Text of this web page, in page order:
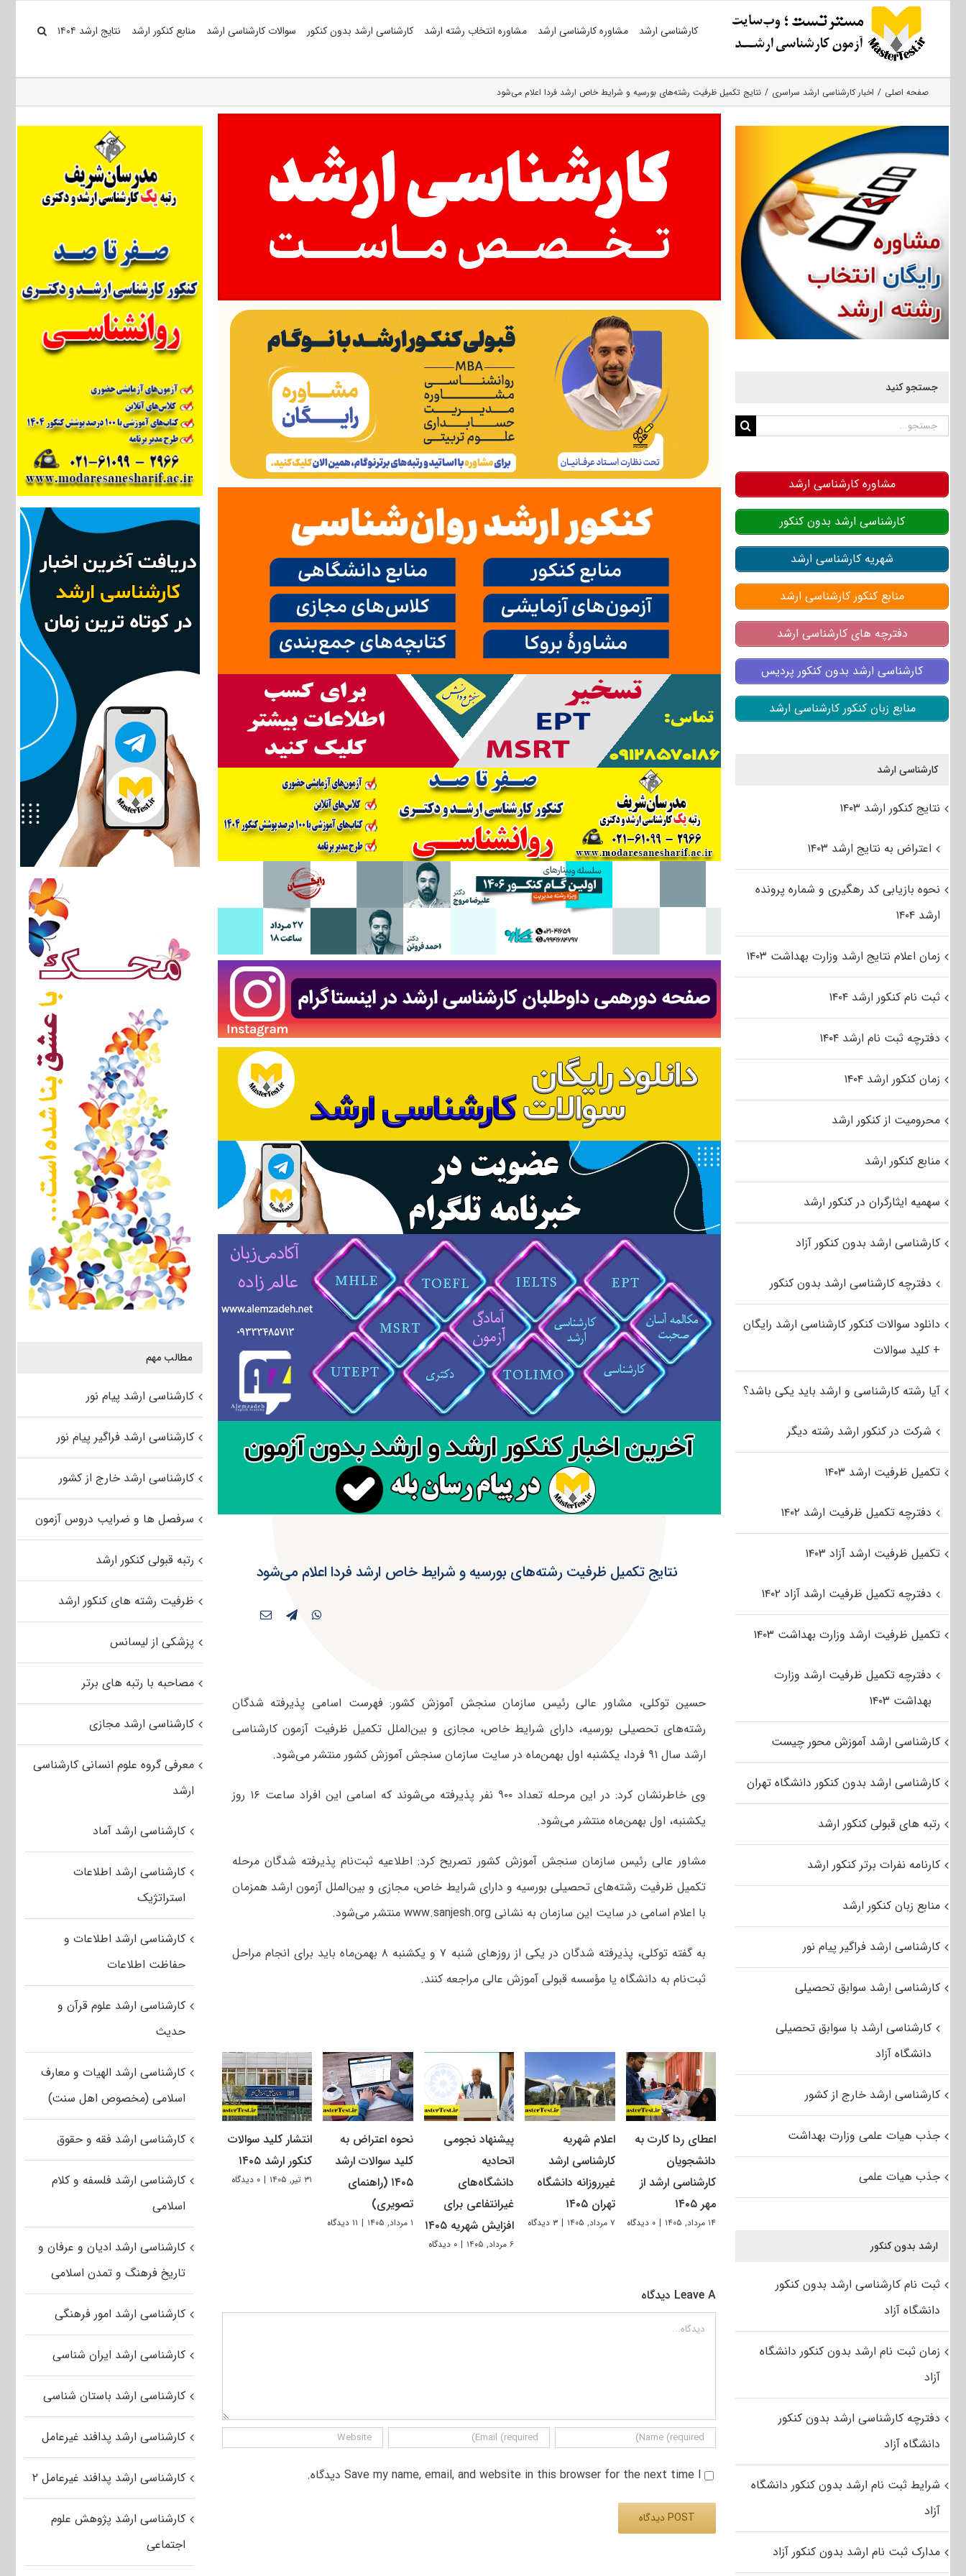
کارشناسی ارشد مشاوره کارشناسی ارشد مشاوره انتخاب رشته ارشد کارشناسی ارشد بدون کنکور سوالات کارشناسی ارشد منابع کنکور ارشد نتایج ارشد ۱۴۰۴
صفحه اصلی اخبار کارشناسی ارشد سراسری نتایج تکمیل ظرفیت رشته‌های بورسیه و شرایط خاص ارشد فردا اعلام می‌شود
نتایج تکمیل ظرفیت رشته‌های بورسیه و شرایط خاص ارشد فردا اعلام می‌شود
حسین توکلی، مشاور عالی رئیس سازمان سنجش آموزش کشور: فهرست اسامی پذیرفته شدگان
رشته‌های تحصیلی بورسیه، دارای شرایط خاص، مجازی و بین‌الملل تکمیل ظرفیت آزمون کارشناسی
ارشد سال ۹۱ فردا، یکشنبه اول بهمن‌ماه در سایت سازمان سنجش آموزش کشور منتشر می‌شود.
وی خاطرنشان کرد: در این مرحله تعداد ۹۰۰ نفر پذیرفته می‌شوند که اسامی این افراد ساعت ۱۶ روز
یکشنبه، اول بهمن‌ماه منتشر می‌شود.
مشاور عالی رئیس سازمان سنجش آموزش کشور تصریح کرد: اطلاعیه ثبت‌نام پذیرفته شدگان مرحله
تکمیل ظرفیت رشته‌های تحصیلی بورسیه و دارای شرایط خاص، مجازی و بین‌الملل آزمون ارشد همزمان
با اعلام اسامی در سایت این سازمان به نشانی www.sanjesh.org منتشر می‌شود.
به گفته توکلی، پذیرفته شدگان در یکی از روزهای شنبه ۷ و یکشنبه ۸ بهمن‌ماه باید برای انجام مراحل
ثبت‌نام به دانشگاه یا مؤسسه قبولی آموزش عالی مراجعه کنند.
اعطای ردا کارت به
دانشجویان
کارشناسی ارشد از
مهر ۱۴۰۵
۱۴ مرداد, ۱۴۰۵ | ۰ دیدگاه
اعلام شهریه
کارشناسی ارشد
غیرروزانه دانشگاه
تهران ۱۴۰۵
۷ مرداد, ۱۴۰۵ | ۳ دیدگاه
پیشنهاد نجومی
اتحادیه
دانشگاه‌های
غیرانتفاعی برای
افزایش شهریه ۱۴۰۵
۶ مرداد, ۱۴۰۵ | ۰ دیدگاه
نحوه اعتراض به
کلید سوالات ارشد
۱۴۰۵ (راهنمای
تصویری)
۱ مرداد, ۱۴۰۵ | ۱۱ دیدگاه
انتشار کلید سوالات
کنکور ارشد ۱۴۰۵
۳۱ تیر, ۱۴۰۵ | ۰ دیدگاه
Leave A دیدگاه
دیدگاه
Save my name, email, and website in this browser for the next time I دیدگاه.
مطالب مهم
کارشناسی ارشد پیام نور
کارشناسی ارشد فراگیر پیام نور
کارشناسی ارشد خارج از کشور
سرفصل ها و ضرایب دروس آزمون
رتبه قبولی کنکور ارشد
ظرفیت رشته های کنکور ارشد
پزشکی از لیسانس
مصاحبه با رتبه های برتر
کارشناسی ارشد مجازی
معرفی گروه علوم انسانی کارشناسی
ارشد
کارشناسی ارشد آماد
کارشناسی ارشد اطلاعات
استراتژیک
کارشناسی ارشد اطلاعات و
حفاظت اطلاعات
کارشناسی ارشد علوم قرآن و
حدیث
کارشناسی ارشد الهیات و معارف
اسلامی (مخصوص اهل سنت)
کارشناسی ارشد فقه و حقوق
کارشناسی ارشد فلسفه و کلام
اسلامی
کارشناسی ارشد ادیان و عرفان و
تاریخ فرهنگ و تمدن اسلامی
کارشناسی ارشد امور فرهنگی
کارشناسی ارشد ایران شناسی
کارشناسی ارشد باستان شناسی
کارشناسی ارشد پدافند غیرعامل
کارشناسی ارشد پدافند غیرعامل ۲
کارشناسی ارشد پژوهش علوم
اجتماعی
جستجو کنید
جستجو
مشاوره کارشناسی ارشد
کارشناسی ارشد بدون کنکور
شهریه کارشناسی ارشد
منابع کنکور کارشناسی ارشد
دفترچه های کارشناسی ارشد
کارشناسی ارشد بدون کنکور پردیس
منابع زبان کنکور کارشناسی ارشد
کارشناسی ارشد
نتایج کنکور ارشد ۱۴۰۳
اعتراض به نتایج ارشد ۱۴۰۳
نحوه بازیابی کد رهگیری و شماره پرونده
ارشد ۱۴۰۴
زمان اعلام نتایج ارشد وزارت بهداشت ۱۴۰۳
ثبت نام کنکور ارشد ۱۴۰۴
دفترچه ثبت نام ارشد ۱۴۰۴
زمان کنکور ارشد ۱۴۰۴
محرومیت از کنکور ارشد
منابع کنکور ارشد
سهمیه ایثارگران در کنکور ارشد
کارشناسی ارشد بدون کنکور آزاد
دفترچه کارشناسی ارشد بدون کنکور
دانلود سوالات کنکور کارشناسی ارشد رایگان
+ کلید سوالات
آیا رشته کارشناسی و ارشد باید یکی باشد؟
شرکت در کنکور ارشد رشته دیگر
تکمیل ظرفیت ارشد ۱۴۰۳
دفترچه تکمیل ظرفیت ارشد ۱۴۰۲
تکمیل ظرفیت ارشد آزاد ۱۴۰۳
دفترچه تکمیل ظرفیت ارشد آزاد ۱۴۰۲
تکمیل ظرفیت ارشد وزارت بهداشت ۱۴۰۳
دفترچه تکمیل ظرفیت ارشد وزارت
بهداشت ۱۴۰۳
کارشناسی ارشد آموزش محور چیست
کارشناسی ارشد بدون کنکور دانشگاه تهران
رتبه های قبولی کنکور ارشد
کارنامه نفرات برتر کنکور ارشد
منابع زبان کنکور ارشد
کارشناسی ارشد فراگیر پیام نور
کارشناسی ارشد سوابق تحصیلی
کارشناسی ارشد با سوابق تحصیلی
دانشگاه آزاد
کارشناسی ارشد خارج از کشور
جذب هیات علمی وزارت بهداشت
جذب هیات علمی
ارشد بدون کنکور
ثبت نام کارشناسی ارشد بدون کنکور
دانشگاه آزاد
زمان ثبت نام ارشد بدون کنکور دانشگاه
آزاد
دفترچه کارشناسی ارشد بدون کنکور
دانشگاه آزاد
شرایط ثبت نام ارشد بدون کنکور دانشگاه
آزاد
مدارک ثبت نام ارشد بدون کنکور آزاد